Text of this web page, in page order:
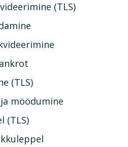
(TLS)
(TLS)
möödumine
(TLS)